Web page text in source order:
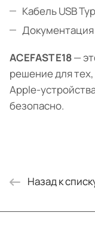
Кабель USB
Документация
ACEFAST E18—
решение для тех,
Apple-
безопасно.
Назад к